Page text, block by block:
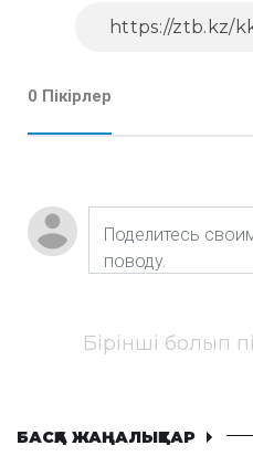
0 Пікірлер
Бірінші болып
БАСҚА ЖАҢАЛЫҚТАР